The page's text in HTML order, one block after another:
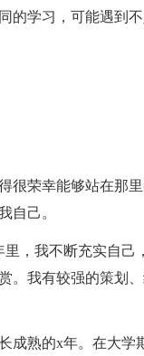
学习，可能遇到
荣幸能够站在那里
自己。
我不断充实自己
。我有较强的策划
熟的x年。在大学